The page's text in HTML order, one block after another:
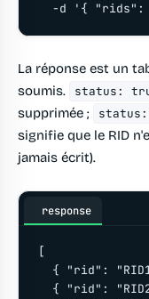
-d '{ "rids":
La réponse est un
soumis.
status:
supprimée ;
signifie que le RID
jamais écrit).
response
[
{ "rid":
{ "rid":